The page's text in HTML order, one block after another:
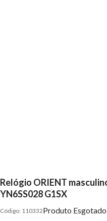
Relógio ORIENT
YN6SS028 G1SX
110332Produto Esgotado